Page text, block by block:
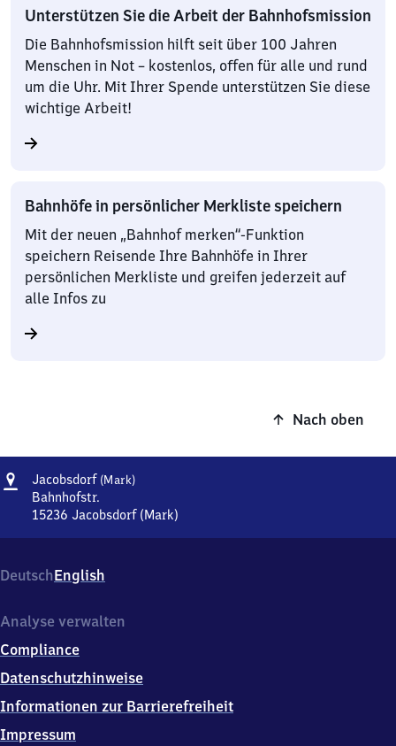
Unterstützen Sie die Arbeit der Bahnhofsmission
Die Bahnhofsmission hilft seit über 100 Jahren
Menschen in Not – kostenlos, offen für alle und rund
um die Uhr. Mit Ihrer Spende unterstützen Sie diese
wichtige Arbeit!
Bahnhöfe in persönlicher Merkliste speichern
Mit der neuen „Bahnhof merken“-Funktion
speichern Reisende Ihre Bahnhöfe in Ihrer
persönlichen Merkliste und greifen jederzeit auf
alle Infos zu
Nach oben
Adresse
Jacobsdorf (Mark)Jacobsdorf
Bahnhofstr.
15236 Jacobsdorf (Mark)
Bahnhofstr.,
1
2
6
Jacobsdorf
DeutschEnglish
Analyse verwalten
Compliance
Datenschutzhinweise
Informationen zur Barrierefreiheit
Impressum